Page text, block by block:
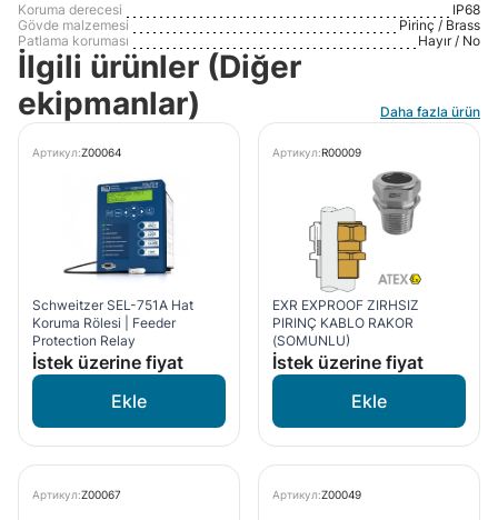
Koruma derecesi
IP68
Gövde malzemesi
Pirinç / Brass
Patlama koruması
Hayır / No
İlgili ürünler (Diğer
ekipmanlar)
Daha fazla ürün
Артикул:Z00064
Schweitzer SEL-751A Hat
Koruma Rölesi | Feeder
Protection Relay
İstek üzerine fiyat
Артикул:R00009
EXR EXPROOF ZIRHSIZ
PIRINÇ KABLO RAKOR
(SOMUNLU)
İstek üzerine fiyat
Артикул:Z00067 Артикул:Z00049